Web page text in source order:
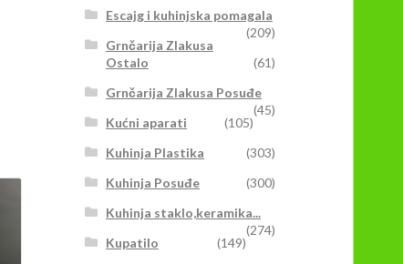
Escajg i kuhinjska pomagala
(209)
Grnčarija Zlakusa
Ostalo
(61)
Grnčarija Zlakusa Posuđe
(45)
Kućni aparati
(105)
Kuhinja Plastika
(303)
Kuhinja Posuđe
(300)
Kuhinja staklo,keramika...
(274)
Kupatilo
(149)